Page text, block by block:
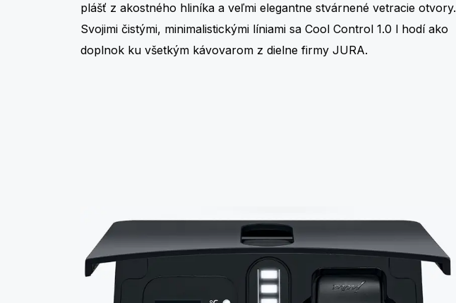
plášť z akostného hliníka a veľmi elegantne stvárnené vetracie otvory.
Svojimi čistými, minimalistickými líniami sa Cool Control 1.0 l hodí ako
doplnok ku všetkým kávovarom z dielne firmy JURA.